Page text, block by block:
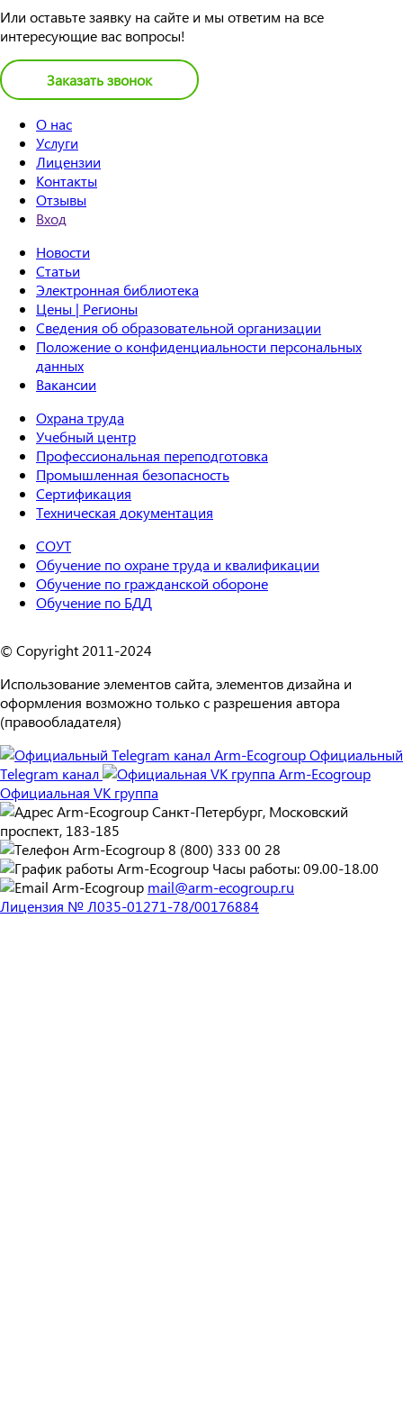
Или оставьте заявку на сайте и мы ответим на все
интересующие вас вопросы!
Заказать звонок
О нас
Услуги
Лицензии
Контакты
Отзывы
Вход
Новости
Статьи
Электронная библиотека
Цены | Регионы
Сведения об образовательной организации
Положение о конфиденциальности персональных
данных
Вакансии
Охрана труда
Учебный центр
Профессиональная переподготовка
Промышленная безопасность
Сертификация
Техническая документация
СОУТ
Обучение по охране труда и квалификации
Обучение по гражданской обороне
Обучение по БДД
© Copyright 2011-2024
Использование элементов сайта, элементов дизайна и
оформления возможно только с разрешения автора
(правообладателя)
Официальный
Telegram канал
Официальная VK группа
Санкт-Петербург, Московский
проспект, 183-185
8 (800) 333 00 28
Часы работы: 09.00-18.00
mail@arm-ecogroup.ru
Лицензия № Л035-01271-78/00176884